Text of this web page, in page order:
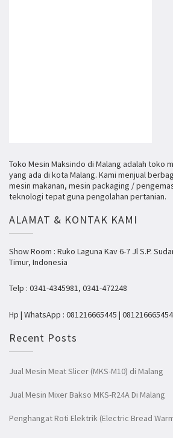
Toko Mesin Maksindo di Malang adalah toko
yang ada di kota Malang. Kami menjual
mesin makanan, mesin packaging /
teknologi tepat guna pengolahan pertanian.
ALAMAT & KONTAK KAMI
Show Room : Ruko Laguna Kav 6-7 Jl S.P.
Timur, Indonesia
Telp : 0341-4345981, 0341-472248
Hp | WhatsApp : 081216665445 |
Recent Posts
Jual Mesin Meat Slicer (MKS-M10) di Malang
Jual Mesin Mixer Bakso MKS-R24A Di Malang
Penghangat Roti Elektrik (Electric Bread